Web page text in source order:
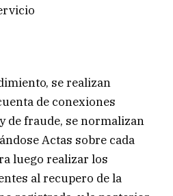
se realizan
de conexiones
de fraude, se normalizan
Actas sobre cada
luego realizar los
al recupero de la